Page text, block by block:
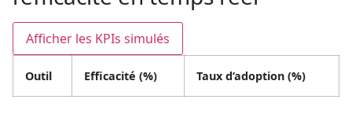
Afficher les KPIs simulés
Outil Efficacité (%) Taux d’adoption (%)